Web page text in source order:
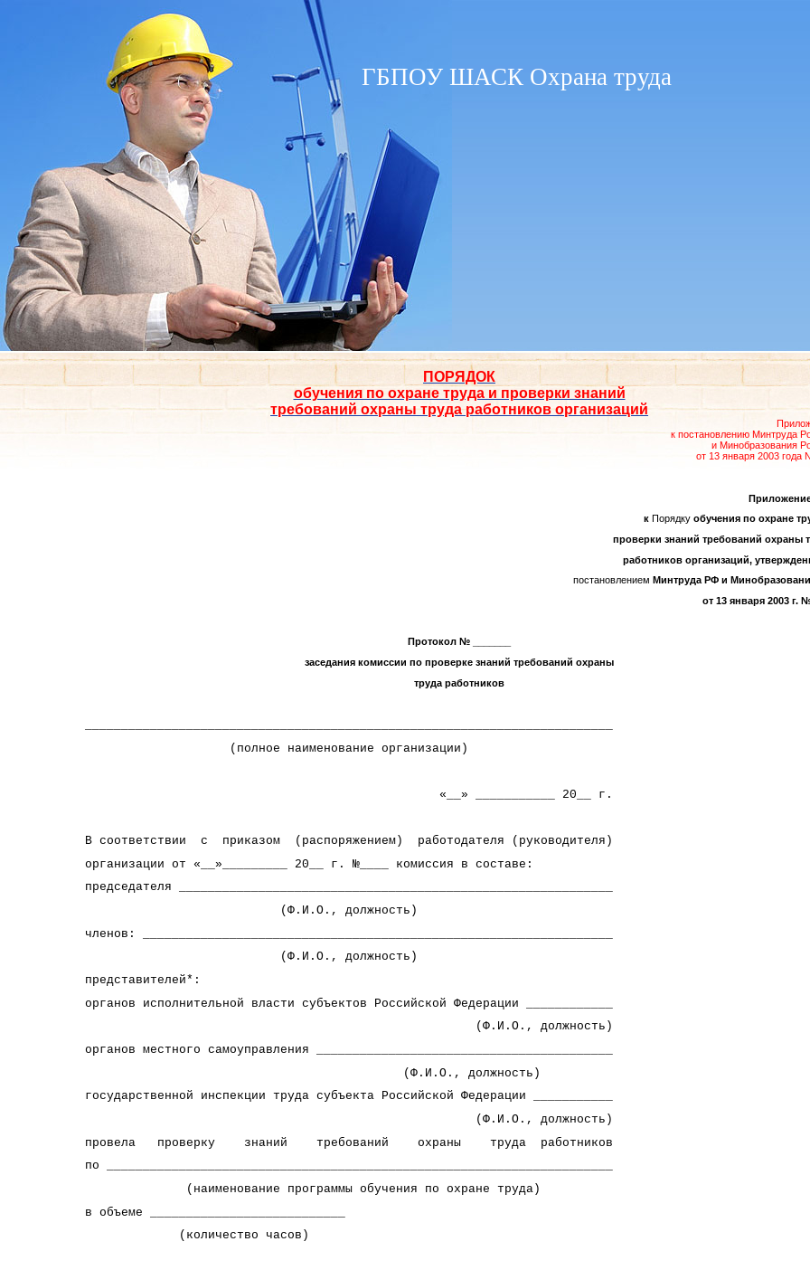
ГБПОУ ШАСК Охрана труда
ПОРЯДОК
обучения по охране труда и проверки знаний
требований охраны труда работников организаций
к постановлению Минтруда
и Минобразования
от 13 января 2003 года
к Порядкуобучения по охране
проверки знаний требований охраны
работников организаций,
постановлением Минтруда РФ и
от 13 января 2003 г.
Протокол № _______
заседания комиссии по проверке знаний требований охраны
труда работников
(полное наименование организации)
«__» ___________ 20__ г.
В соответствии с приказом (распоряжением) работодателя (руководителя)
организации от «__»_________ 20__ г. №____ комиссия в составе:
председателя ____________________________________________________________
(Ф.И.О., должность)
членов: _________________________________________________________________
(Ф.И.О., должность)
представителей*:
органов исполнительной власти субъектов Российской Федерации ____________
(Ф.И.О., должность)
органов местного самоуправления _________________________________________
(Ф.И.О., должность)
государственной инспекции труда субъекта Российской Федерации ___________
(Ф.И.О., должность)
провела проверку знаний требований охраны труда работников
по ______________________________________________________________________
(наименование программы обучения по охране труда)
в объеме ___________________________
(количество часов)